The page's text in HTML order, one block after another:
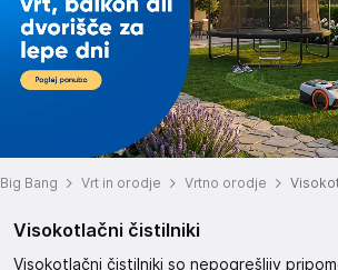
Big Bang Vrt in orodje Vrtno orodje
Visokotlačni čistilniki
Visokotlačni čistilniki so nepogrešljiv